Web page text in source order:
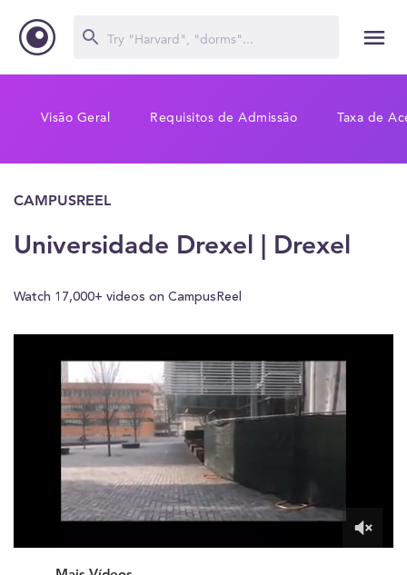
Visão Geral Requisitos de Admissão Taxa de
CAMPUSREEL
Universidade Drexel | Drexel
Watch 17,000+ videos on CampusReel